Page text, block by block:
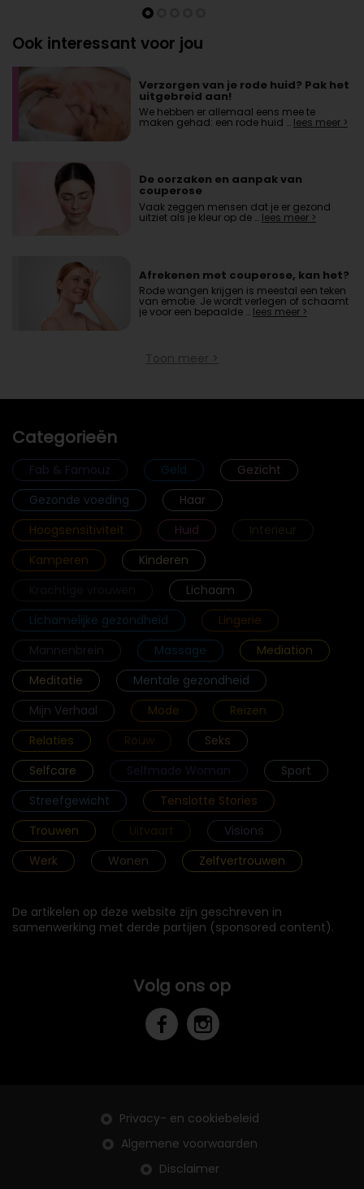
Ook interessant voor jou
Verzorgen van je rode huid? Pak het
uitgebreid aan!
We hebben er allemaal eens mee te
maken gehad: een rode huid … lees meer >
De oorzaken en aanpak van
couperose
Vaak zeggen mensen dat je er gezond
uitziet als je kleur op de … lees meer >
Afrekenen met couperose, kan het?
Rode wangen krijgen is meestal een teken
van emotie. Je wordt verlegen of schaamt
je voor een bepaalde … lees meer >
Toon meer >
Categorieën
Fab & Famouz Geld
Gezicht
Gezonde voeding
Haar
Hoogsensitiviteit
Huid
Interieur
Kamperen
Kinderen
Lichaam
Lichamelijke gezondheid
Lingerie
Mannenbrein
Massage
Mediation
Meditatie
Mentale gezondheid
Mijn Verhaal
Mode
Reizen
Relaties
Rouw
Seks
Selfcare
Selfmade Woman
Sport
Streefgewicht
Tenslotte Stories
Trouwen
Uitvaart
Visions
Werk
Wonen Zelfvertrouwen
De artikelen op deze website zijn geschreven in
samenwerking met derde partijen (sponsored content).
Volg ons op
Privacy- en cookiebeleid
Algemene voorwaarden
Disclaimer